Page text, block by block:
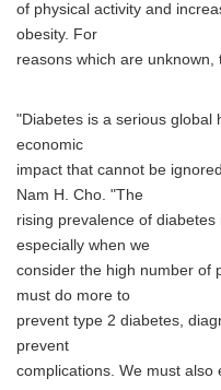
of physical activity and
obesity. For
reasons which are
"Diabetes is a serious global
economic
impact that cannot be
Nam H. Cho. "The
rising prevalence of
especially when we
consider the high number of
must do more to
prevent type 2 diabetes,
prevent
complications. We must also